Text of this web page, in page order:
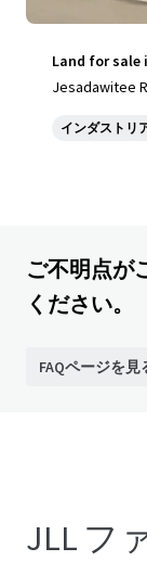
Land for
Jesadawitee
mbon Khok
インダストリ
ご不明点が
ください。
FAQページを見
JLL フ